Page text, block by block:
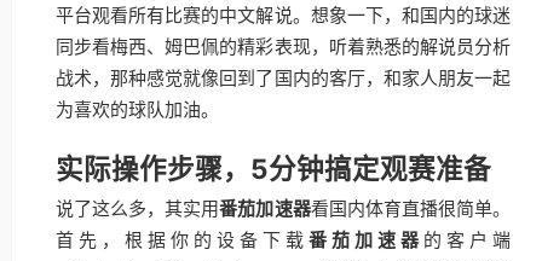
平台观看所有比赛的中文解说。想象一下，和国内的球迷
同步看梅西、姆巴佩的精彩表现，听着熟悉的解说员分析
战术，那种感觉就像回到了国内的客厅，和家人朋友一起
为喜欢的球队加油。
实际操作步骤，5分钟搞定观赛准备
说了这么多，其实用番茄加速器看国内体育直播很简单。
首先，根据你的设备下载 番茄加速器 的客户端